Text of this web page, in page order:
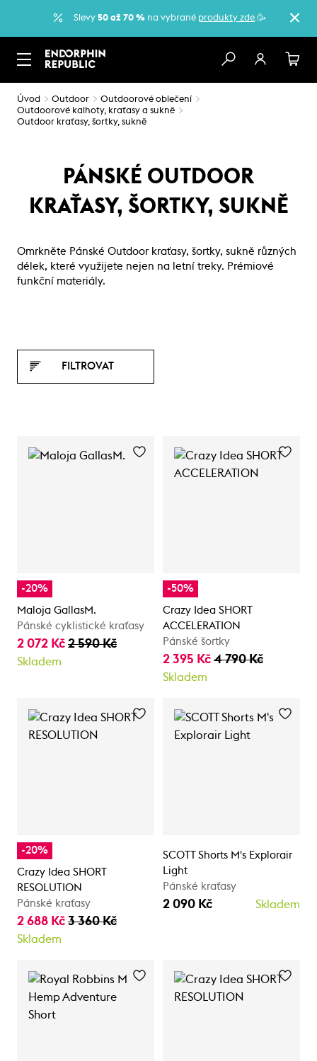
Slevy 50 až 70 % na vybrané produkty zde.🥳
Úvod Outdoor
Outdoorové oblečení
Outdoorové kalhoty, kraťasy a sukně
Outdoor kraťasy, šortky, sukně
PÁNSKÉ OUTDOOR
KRAŤASY, ŠORTKY, SUKNĚ
Omrkněte Pánské Outdoor kraťasy, šortky, sukně různých
délek, které využijete nejen na letní treky. Prémiové
funkční materiály.
FILTROVAT
-20%
Maloja GallasM.
Pánské cyklistické kraťasy
2 072 Kč 2 590 Kč
Skladem
-50%
Crazy Idea SHORT
ACCELERATION
Pánské šortky
2 395 Kč 4 790 Kč
Skladem
-20%
Crazy Idea SHORT
RESOLUTION
Pánské kraťasy
2 688 Kč 3 360 Kč
Skladem
SCOTT Shorts M's Explorair
Light
Pánské kraťasy
2 090 Kč Skladem